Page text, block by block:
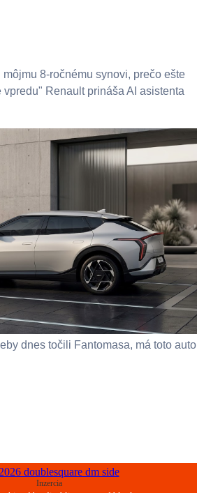
8-ročnému synovi, prečo ešte
Renault prináša AI asistenta
dnes točili Fantomasa, má toto auto
Inzercia